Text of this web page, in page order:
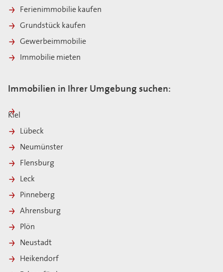
Ferienimmobilie kaufen
Grundstück kaufen
Gewerbeimmobilie
Immobilie mieten
Immobilien in Ihrer Umgebung suchen:
Kiel
Lübeck
Neumünster
Flensburg
Leck
Pinneberg
Ahrensburg
Plön
Neustadt
Heikendorf